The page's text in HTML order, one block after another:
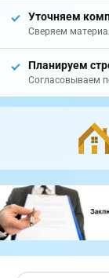
Уточняем
Сверяем
Планируем
Согласовываем